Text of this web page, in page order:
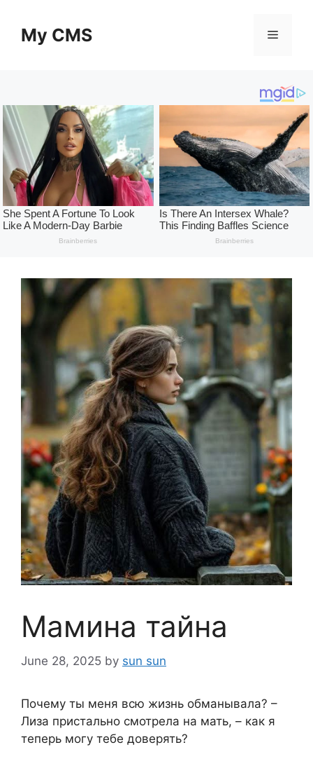
contentMy CMS Menu
Мамина тайна
June 28, 2025 by sun sun
Почему ты меня всю жизнь обманывала? –
Лиза пристально смотрела на мать, – как я
теперь могу тебе доверять?